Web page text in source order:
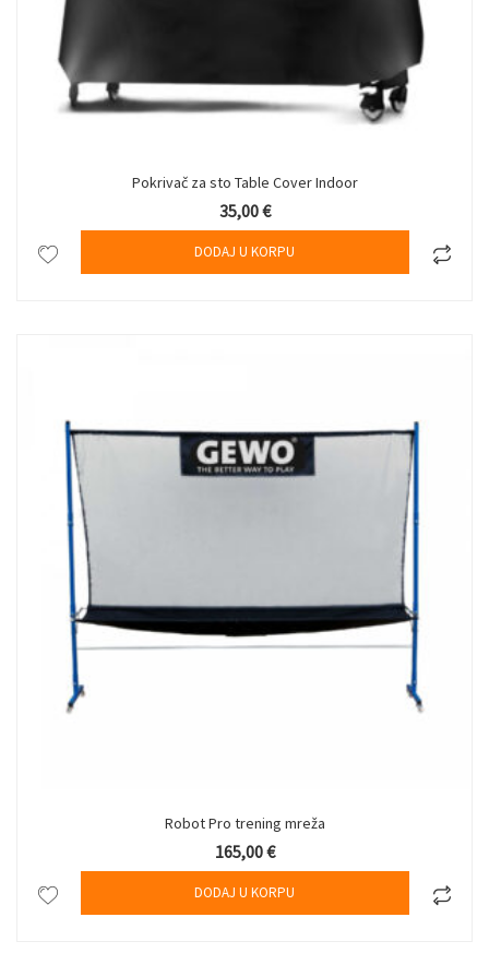
Pokrivač za sto Table Cover Indoor
35,00€
DODAJ U KORPU
Robot Pro trening mreža
165,00€
DODAJ U KORPU